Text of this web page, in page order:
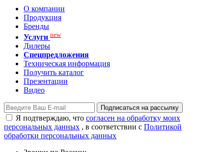
О компании
Продукция
Бренды
Услуги new
Дилеры
Спецпредложения
Техническая информация
Получить каталог
Презентации
Видео
Подписаться на рассылку
Я подтверждаю, что согласен на обработку моих
персональных данных , в соответствии с Политикой
обработки персональных данных